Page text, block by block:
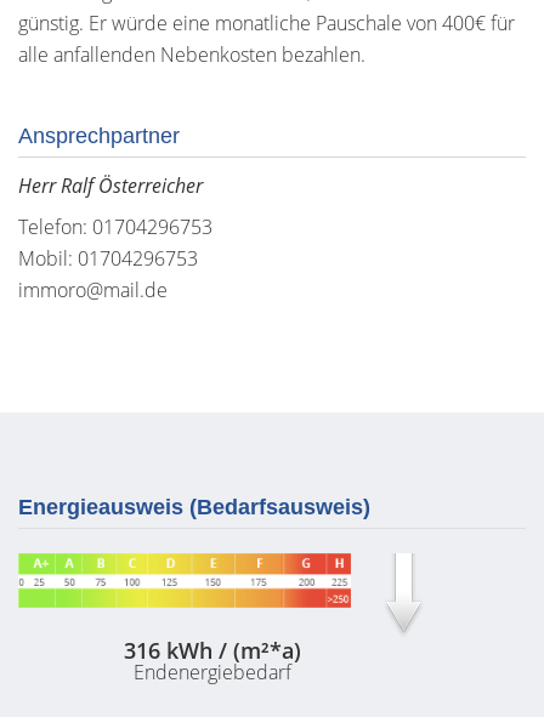
günstig. Er würde eine monatliche Pauschale von 400€ für
alle anfallenden Nebenkosten bezahlen.
Ansprechpartner
Herr Ralf Österreicher
Telefon: 01704296753
Mobil: 01704296753
immoro@mail.de
Energieausweis (Bedarfsausweis)
316 kWh / (m²*a)
Endenergiebedarf